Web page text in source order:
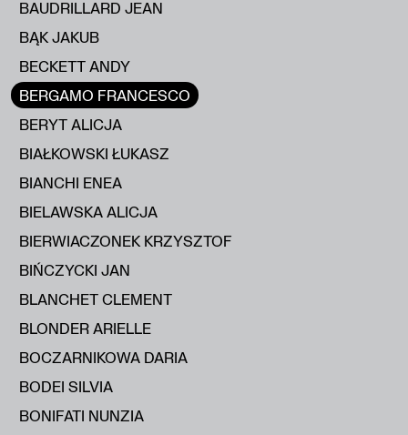
BAUDRILLARD JEAN
BĄK JAKUB
BECKETT ANDY
BERGAMO FRANCESCO
BERYT ALICJA
BIAŁKOWSKI ŁUKASZ
BIANCHI ENEA
BIELAWSKA ALICJA
BIERWIACZONEK KRZYSZTOF
BIŃCZYCKI JAN
BLANCHET CLEMENT
BLONDER ARIELLE
BOCZARNIKOWA DARIA
BODEI SILVIA
BONIFATI NUNZIA